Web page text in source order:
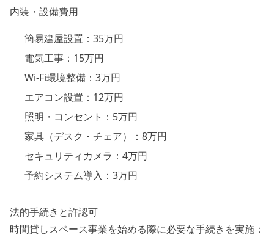
内装・設備費用
簡易建屋設置：35万円
電気工事：15万円
Wi-Fi環境整備：3万円
エアコン設置：12万円
照明・コンセント：5万円
家具（デスク・チェア）：8万円
セキュリティカメラ：4万円
予約システム導入：3万円
法的手続きと許認可
時間貸しスペース事業を始める際に必要な手続きを実施：